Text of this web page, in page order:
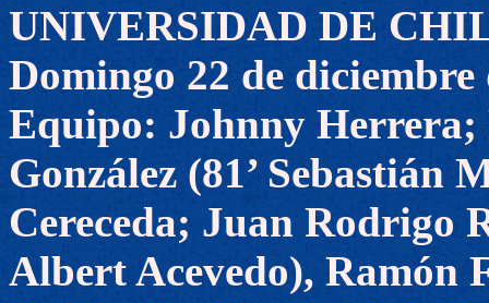
UNIVERSIDAD DE
Domingo 22 de diciembre
Equipo: Johnny Herrera;
González (81’ Sebastián
Cereceda; Juan Rodrigo
Albert Acevedo), Ramón